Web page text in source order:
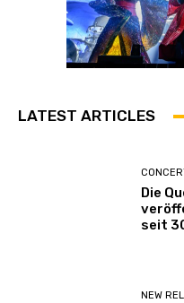
LATEST ARTICLES
Die
seit
NEW